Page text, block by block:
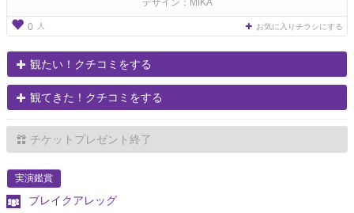
0 人 お気に入りチラシにする
観たい！クチコミをする
観てきた！クチコミをする
チケットプレゼント終了
実演鑑賞
ブレイクアレッグ